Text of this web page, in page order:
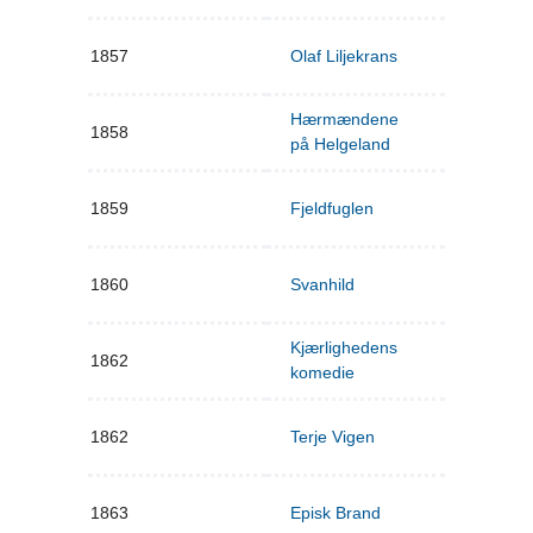
1857 Olaf Liljekrans
1858
Hærmændene
på Helgeland
1859 Fjeldfuglen
1860 Svanhild
1862
Kjærlighedens
komedie
1862 Terje Vigen
1863 Episk Brand